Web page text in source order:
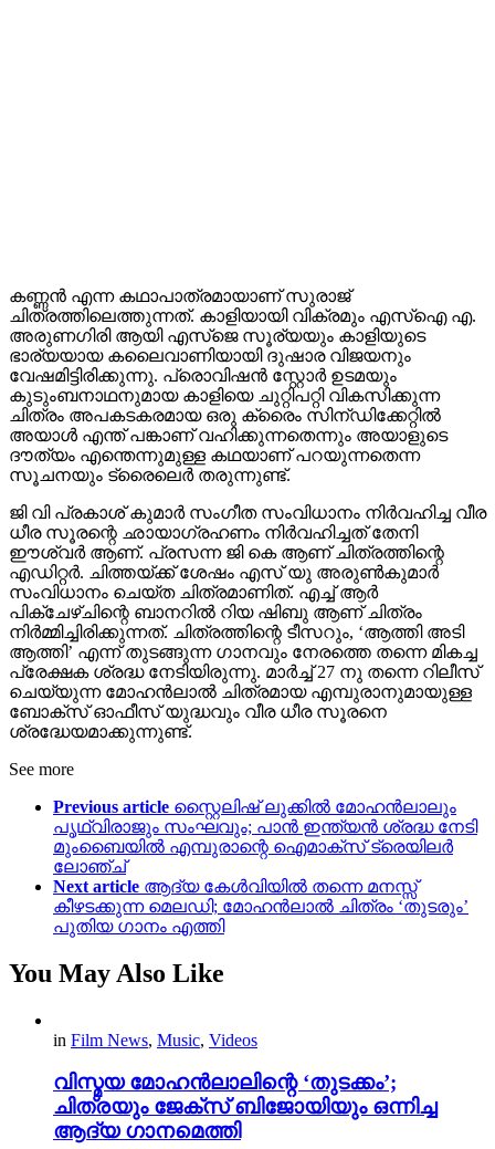
കണ്ണൻ എന്ന കഥാപാത്രമായാണ് സുരാജ്
ചിത്രത്തിലെത്തുന്നത്. കാളിയായി വിക്രമും എസ്ഐ എ.
അരുണഗിരി ആയി എസ്‌ജെ സൂര്യയും കാളിയുടെ
ഭാര്യയായ കലൈവാണിയായി ദുഷാര വിജയനും
വേഷമിട്ടിരിക്കുന്നു. പ്രൊവിഷൻ സ്റ്റോർ ഉടമയും
കുടുംബനാഥനുമായ കാളിയെ ചുറ്റിപറ്റി വികസിക്കുന്ന
ചിത്രം അപകടകരമായ ഒരു ക്രൈം സിന്ഡിക്കേറ്റിൽ
അയാൾ എന്ത് പങ്കാണ് വഹിക്കുന്നതെന്നും അയാളുടെ
ദൗത്യം എന്തെന്നുമുള്ള കഥയാണ് പറയുന്നതെന്ന
സൂചനയും ട്രൈലെർ തരുന്നുണ്ട്.
ജി വി പ്രകാശ് കുമാർ സംഗീത സംവിധാനം നിർവഹിച്ച വീര
ധീര സൂരന്റെ ഛായാഗ്രഹണം നിർവഹിച്ചത് തേനി
ഈശ്വർ ആണ്. പ്രസന്ന ജി കെ ആണ് ചിത്രത്തിന്റെ
എഡിറ്റർ. ചിത്തയ്ക്ക് ശേഷം എസ് യു അരുണ്‍കുമാര്‍
സംവിധാനം ചെയ്ത ചിത്രമാണിത്. എച്ച് ആർ
പിക്ചേഴ്ചിന്റെ ബാനറിൽ റിയ ഷിബു ആണ് ചിത്രം
നിർമ്മിച്ചിരിക്കുന്നത്. ചിത്രത്തിന്റെ ടീസറും, ‘ആത്തി അടി
ആത്തി’ എന്ന് തുടങ്ങുന്ന ഗാനവും നേരത്തെ തന്നെ മികച്ച
പ്രേക്ഷക ശ്രദ്ധ നേടിയിരുന്നു. മാർച്ച് 27 നു തന്നെ റിലീസ്
ചെയ്യുന്ന മോഹൻലാൽ ചിത്രമായ എമ്പുരാനുമായുള്ള
ബോക്സ് ഓഫീസ് യുദ്ധവും വീര ധീര സൂരനെ
ശ്രദ്ധേയമാക്കുന്നുണ്ട്.
See more
Previous article സ്റ്റൈലിഷ് ലുക്കിൽ മോഹൻലാലും
പൃഥ്വിരാജും സംഘവും; പാൻ ഇന്ത്യൻ ശ്രദ്ധ നേടി
മുംബൈയിൽ എമ്പുരാന്റെ ഐമാക്സ് ട്രെയിലർ
ലോഞ്ച്
Next article ആദ്യ കേൾവിയിൽ തന്നെ മനസ്സ്
കീഴടക്കുന്ന മെലഡി; മോഹൻലാൽ ചിത്രം ‘തുടരും’
പുതിയ ഗാനം എത്തി
You May Also Like
in Film News, Music, Videos
വിസ്മയ മോഹൻലാലിന്റെ ‘തുടക്കം’;
ചിത്രയും ജേക്സ് ബിജോയിയും ഒന്നിച്ച
ആദ്യ ഗാനമെത്തി